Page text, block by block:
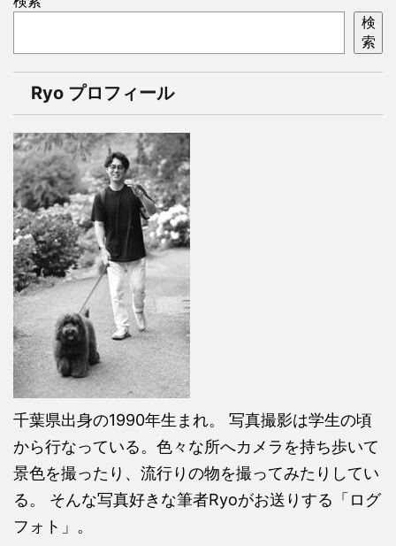
検
索
Ryo プロフィール
千葉県出身の1990年生まれ。 写真撮影は学生の頃
から行なっている。色々な所へカメラを持ち歩いて
景色を撮ったり、流行りの物を撮ってみたりしてい
る。 そんな写真好きな筆者Ryoがお送りする「ログ
フォト」。